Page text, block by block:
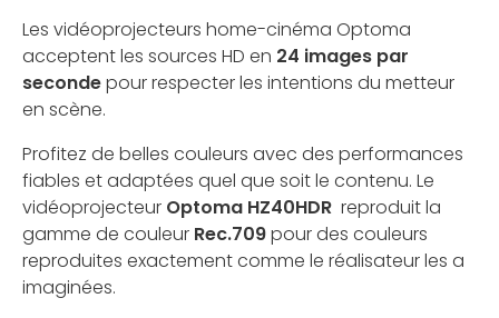
Les vidéoprojecteurs home-cinéma Optoma
acceptent les sources HD en 24 images par
secondepour respecter les intentions du metteur
en scène.
Profitez de belles couleurs avec des performances
fiables et adaptées quel que soit le contenu. Le
vidéoprojecteur Optoma HZ40HDR reproduit la
gamme de couleur Rec.709pour des couleurs
reproduites exactement comme le réalisateur les a
imaginées.